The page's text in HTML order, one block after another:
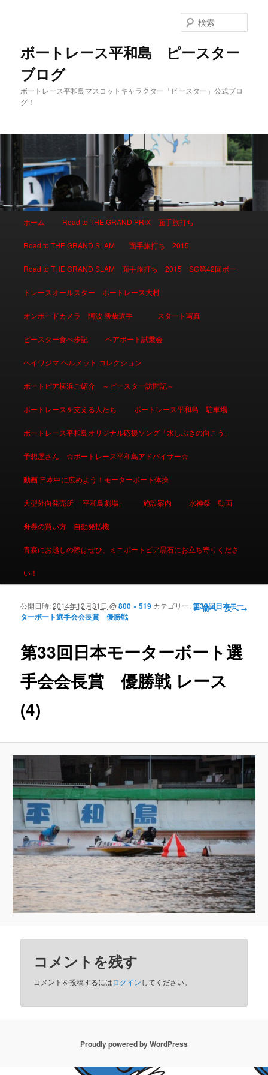
ボートレース平和島 ピースター
ブログ
ボートレース平和島マスコットキャラクター「ピースター」公式ブロ
グ！
索
メインコンテンツへ移動
サブコンテンツへ移動
ホーム Road to THE GRAND PRIX 面手旅打ち
Road to THE GRAND SLAM 面手旅打ち 2015
Road to THE GRAND SLAM 面手旅打ち 2015 SG第42回ボー
トレースオールスター ボートレース大村
オンボードカメラ 阿波 勝哉選手 スタート写真
ピースター食べ歩記 ペアボート試乗会
ヘイワジマ ヘルメット コレクション
ボートピア横浜ご紹介 ～ピースター訪問記～
ボートレースを支える人たち ボートレース平和島 駐車場
ボートレース平和島オリジナル応援ソング「水しぶきの向こう」
予想屋さん ☆ボートレース平和島アドバイザー☆
動画 日本中に広めよう！モーターボート体操
大型外向発売所 「平和島劇場」 施設案内 水神祭 動画
舟券の買い方 自動発払機
青森にお越しの際はぜひ、ミニボートピア黒石にお立ち寄りくださ
い！
画像ナビゲーシ
← 前へ 次へ →
第33回日本モーターボート選
手会会長賞 優勝戦 レース
(4)
公開日時:2014年12月31日 @800 × 519 カテゴリー:第33回日本モー
ターボート選手会会長賞 優勝戦
コメントを残す
コメントを投稿するにはログインしてください。
Proudly powered by WordPress